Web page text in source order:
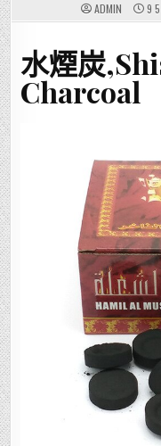
ADMIN 9
水煙炭
Charcoal